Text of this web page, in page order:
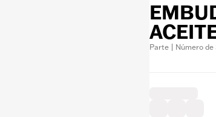
Parte | Número de